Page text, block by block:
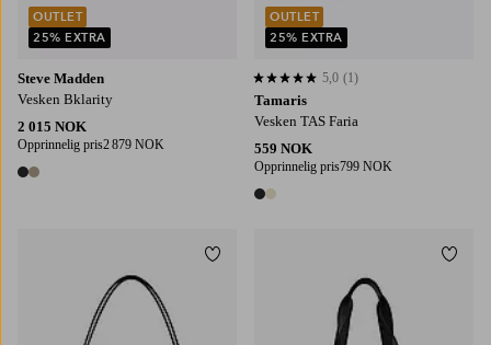
Steve Madden
Vesken Bklarity
2 015 NOK
Opprinnelig pris2 879 NOK
2 farger
OUTLET
25% EXTRA
Tamaris
Vesken TAS Faria
559 NOK
Opprinnelig pris799 NOK
2 farger
5,0 basert på 1 karaktergivninger
5,0 (1)
OUTLET
25% EXTRA
Legg til favoritter